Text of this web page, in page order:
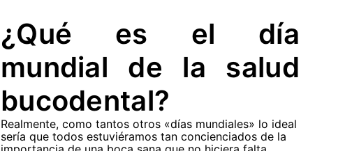
¿Qué es el día
mundial de la salud
bucodental?
Realmente, como tantos otros «días mundiales» lo ideal
sería que todos estuviéramos tan concienciados de la